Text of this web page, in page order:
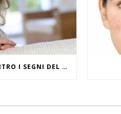
IL RITUALE CONTRO I SEGNI DEL TEMPO